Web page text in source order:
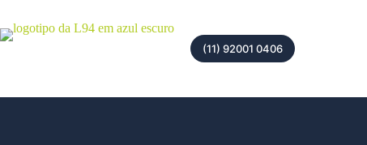
(11) 92001 0406